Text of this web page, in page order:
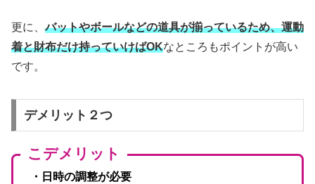
更に、バットやボールなどの道具が揃っているため、運動
着と財布だけ持っていけばOKなところもポイントが高い
です。
デメリット２つ
こデメリット
・日時の調整が必要